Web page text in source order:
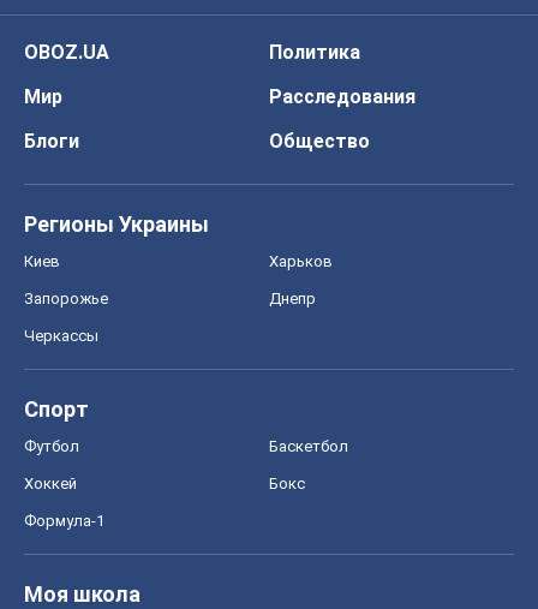
OBOZ.UA
Политика
Мир
Расследования
Блоги
Общество
Регионы Украины
Киев Харьков
Запорожье Днепр
Черкассы
Спорт
Футбол Баскетбол
Хоккей Бокс
Формула-1
Моя школа